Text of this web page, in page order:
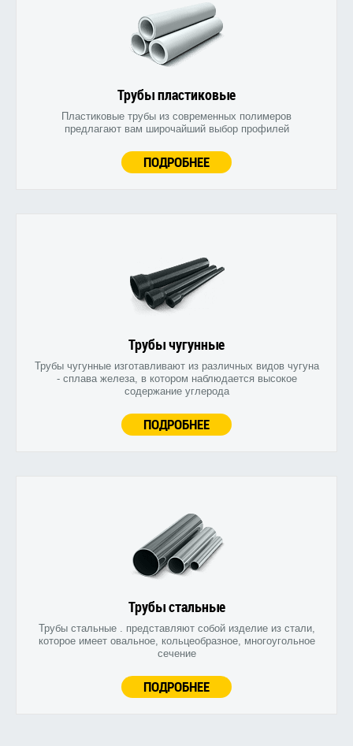
Трубы пластиковые
Пластиковые трубы из современных полимеров
предлагают вам широчайший выбор профилей
ПОДРОБНЕЕ
Трубы чугунные
Трубы чугунные изготавливают из различных видов чугуна
- сплава железа, в котором наблюдается высокое
содержание углерода
ПОДРОБНЕЕ
Трубы стальные
Трубы стальные . представляют собой изделие из стали,
которое имеет овальное, кольцеобразное, многоугольное
сечение
ПОДРОБНЕЕ